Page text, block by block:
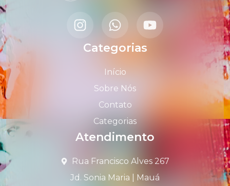
Categorias
Início
Sobre Nós
Contato
Categorias
Atendimento
Rua Francisco Alves 267
Jd. Sonia Maria | Mauá